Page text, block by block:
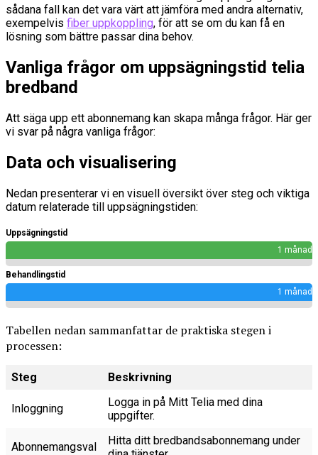
sådana fall kan det vara värt att jämföra med andra alternativ,
exempelvis fiber uppkoppling, för att se om du kan få en
lösning som bättre passar dina behov.
Vanliga frågor om uppsägningstid telia
bredband
Att säga upp ett abonnemang kan skapa många frågor. Här ger
vi svar på några vanliga frågor:
Data och visualisering
Nedan presenterar vi en visuell översikt över steg och viktiga
datum relaterade till uppsägningstiden:
Uppsägningstid
1 månad
Behandlingstid
1 månad
Tabellen nedan sammanfattar de praktiska stegen i
processen:
Steg Beskrivning
Inloggning
Logga in på Mitt Telia med dina
uppgifter.
Abonnemangsval
Hitta ditt bredbandsabonnemang under